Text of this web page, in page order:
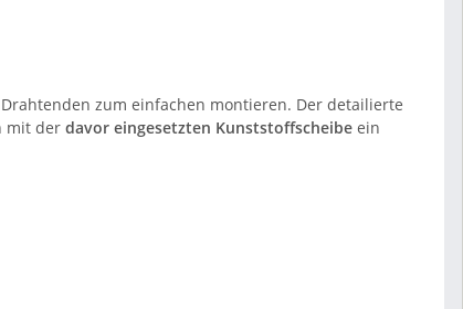
zum einfachen montieren. Der detailierte
mit der davor eingesetzten Kunststoffscheibeein